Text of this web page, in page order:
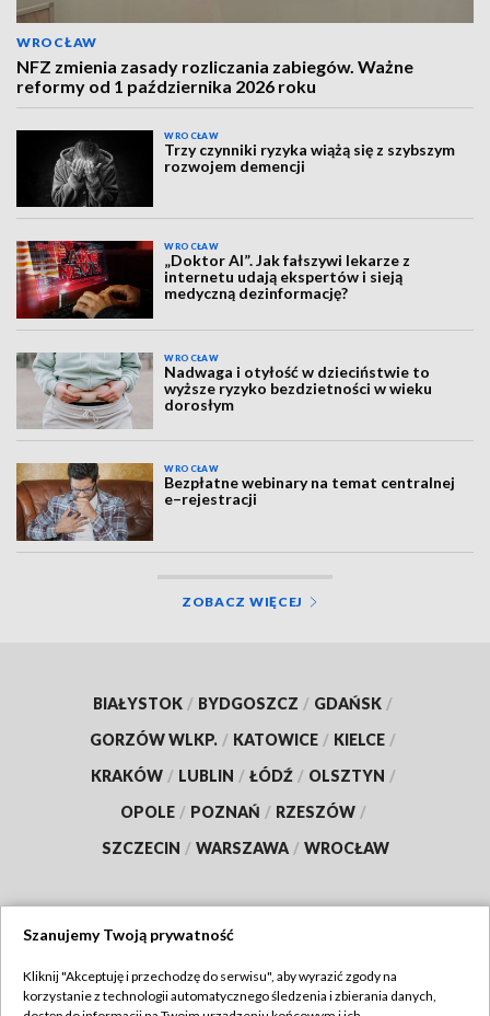
WROCŁAW
NFZ zmienia zasady rozliczania zabiegów. Ważne
reformy od 1 października 2026 roku
WROCŁAW
Trzy czynniki ryzyka wiążą się z szybszym
rozwojem demencji
WROCŁAW
„Doktor AI”. Jak fałszywi lekarze z
internetu udają ekspertów i sieją
medyczną dezinformację?
WROCŁAW
Nadwaga i otyłość w dzieciństwie to
wyższe ryzyko bezdzietności w wieku
dorosłym
WROCŁAW
Bezpłatne webinary na temat centralnej
e–rejestracji
ZOBACZ WIĘCEJ
BIAŁYSTOK / BYDGOSZCZ / GDAŃSK /
GORZÓW WLKP. / KATOWICE / KIELCE /
KRAKÓW / LUBLIN / ŁÓDŹ / OLSZTYN /
OPOLE / POZNAŃ / RZESZÓW /
SZCZECIN / WARSZAWA / WROCŁAW
TVP
Szanujemy Twoją prywatność
Kliknij "Akceptuję i przechodzę do serwisu", aby wyrazić zgody na
korzystanie z technologii automatycznego śledzenia i zbierania danych,